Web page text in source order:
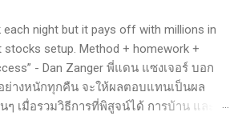
night but it pays off with millions in
stocks setup. Method + homework +
- Dan Zanger พี่แดน แซงเจอร์ บอก
อย่างหนักทุกคืน จะให้ผลตอบแทนเป็นผล
ๆ เมื่อรวมวิธีการที่พิสูจน์ได้ การบ้าน และ